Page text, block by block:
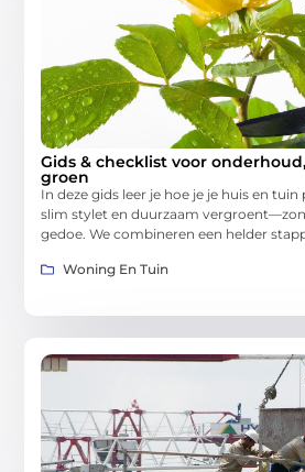
Gids & checklist voor
groen
In deze gids leer je hoe je je huis en
slim stylet en duurzaam
gedoe. We combineren een helder
Woning En Tuin